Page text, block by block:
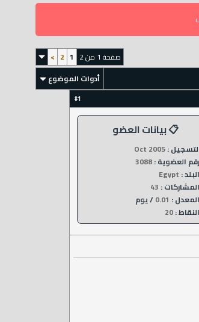
صفحة 1 من 2 1
2
>
أدوات الموضوع
1
📋 بيانات العضو
:
Oct 2005
العضوية :3088
:
Egypt
:
43
:
0.01 / يوم
:
20